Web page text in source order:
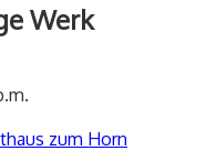
Werk
zum Horn